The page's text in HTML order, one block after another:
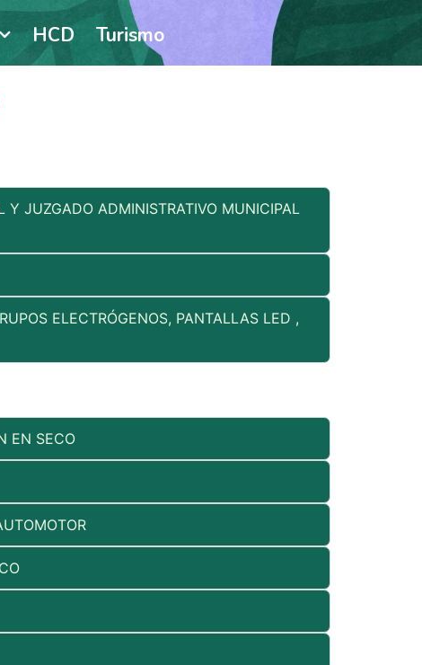
HCD Turismo
JUZGADO ADMINISTRATIVO MUNICIPAL
ELECTRÓGENOS, PANTALLAS LED ,
EN SECO